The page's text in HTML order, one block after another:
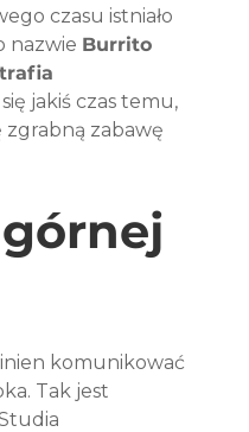
czasu istniało
nazwie Burrito
jakiś czas temu,
zgrabną zabawę
komunikować
Tak jest